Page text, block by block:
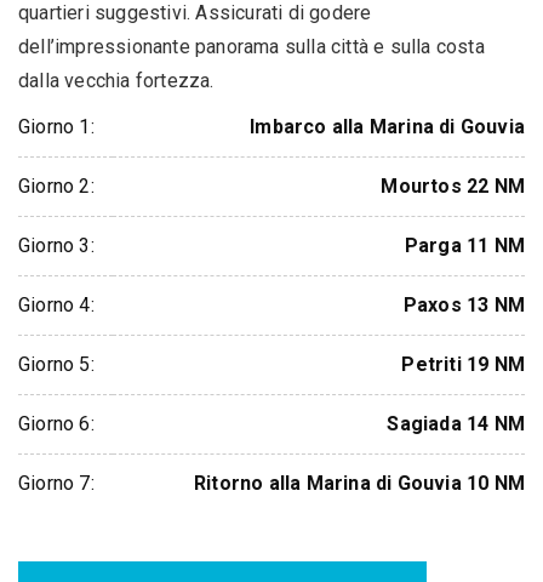
quartieri suggestivi. Assicurati di godere
dell’impressionante panorama sulla città e sulla costa
dalla vecchia fortezza.
Giorno 1:
Imbarco alla Marina di Gouvia
Giorno 2: Mourtos 22 NM
Giorno 3: Parga 11 NM
Giorno 4: Paxos 13 NM
Giorno 5: Petriti 19 NM
Giorno 6: Sagiada 14 NM
Giorno 7: Ritorno alla Marina di Gouvia 10 NM